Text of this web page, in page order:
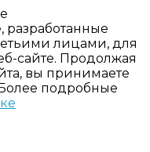
лицами, для
сайте. Продолжая
вы принимаете
подробные